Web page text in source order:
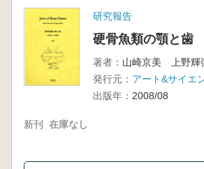
研究報告
硬骨魚類の顎と歯
著者： 山崎京美 上野輝
発行元： アート&サイエ
出版年： 2008/08
新刊 在庫なし